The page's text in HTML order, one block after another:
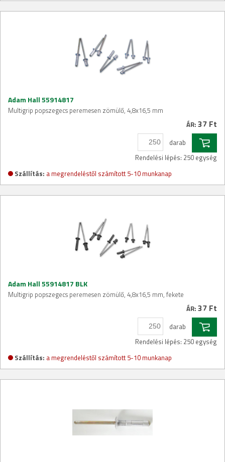
Adam Hall 55914817
Multigrip popszegecs peremesen zömülő, 4,8x16,5 mm
ÁR: 37 Ft
darab
Rendelési lépés: 250 egység
Szállítás: a megrendeléstől számított 5-10 munkanap
Adam Hall 55914817 BLK
Multigrip popszegecs peremesen zömülő, 4,8x16,5 mm, fekete
ÁR: 37 Ft
darab
Rendelési lépés: 250 egység
Szállítás: a megrendeléstől számított 5-10 munkanap